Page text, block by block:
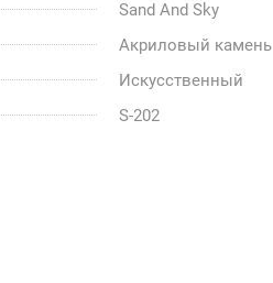
Sand And Sky
Акриловый камень
Искусственный
S-202